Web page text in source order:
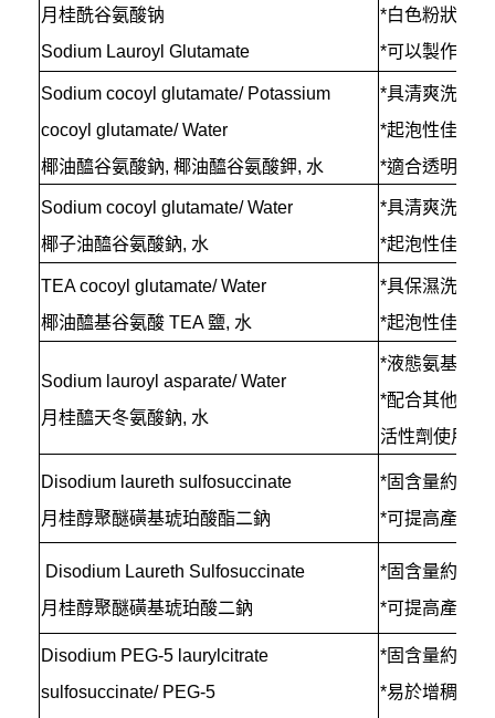
月桂酰谷氨酸钠
Sodium Lauroyl Glutamate
*白色粉狀
*可以製作成
Sodium cocoyl glutamate/ Potassium
cocoyl glutamate/ Water
椰油醯谷氨酸鈉, 椰油醯谷氨酸鉀, 水
*具清爽洗感
*起泡性佳
*適合透明或
Sodium cocoyl glutamate/ Water
椰子油醯谷氨酸鈉, 水
*具清爽洗感
*起泡性佳
TEA cocoyl glutamate/ Water
椰油醯基谷氨酸 TEA 鹽, 水
*具保濕洗感
*起泡性佳
Sodium lauroyl asparate/ Water
月桂醯天冬氨酸鈉, 水
*液態氨基酸
*配合其他介
活性劑使用會
Disodium laureth sulfosuccinate
月桂醇聚醚磺基琥珀酸酯二鈉
*固含量約
*可提高產品
Disodium Laureth Sulfosuccinate
月桂醇聚醚磺基琥珀酸二鈉
*固含量約
*可提高產品
Disodium PEG-5 laurylcitrate
sulfosuccinate/ PEG-5
*固含量約
*易於增稠